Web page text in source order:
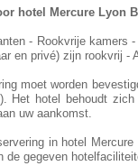
hotel Mercure Lyon
- Rookvrije kamers
en privé) zijn rookvrij -
moet worden
Het hotel behoudt
uw aankomst.
in hotel
de gegeven